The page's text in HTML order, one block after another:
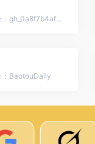
优秀资讯热点公众号，微信号：gh_0a8f7b4af528
：BaotouDaily